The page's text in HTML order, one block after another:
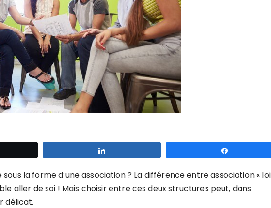
la forme d’une association ? La différence entre association « loi
aller de soi ! Mais choisir entre ces deux structures peut, dans
délicat.